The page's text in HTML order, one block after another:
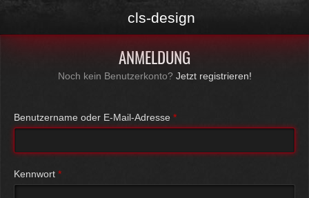
cls-design
ANMELDUNG
Noch kein Benutzerkonto? Jetzt registrieren!
Benutzername oder E-Mail-Adresse *
Kennwort *